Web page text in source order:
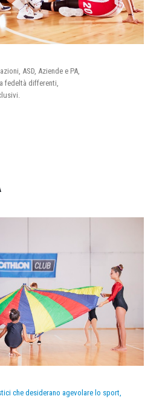
ASD, Aziende e PA,
fedeltà differenti,
che desiderano agevolare lo sport,